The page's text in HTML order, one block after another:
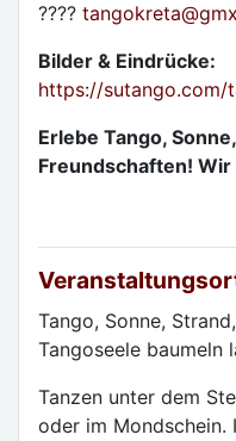
???? tangokreta@
Bilder & Eindrücke:
https://sutango.com/
Erlebe Tango,
Freundschaften!
Tango, Sonne,
Tangoseele baumeln
Tanzen unter dem
oder im Mondschein.